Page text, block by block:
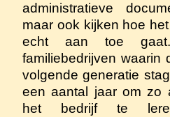
administratieve
maar ook kijken hoe
echt aan toe
familiebedrijven waarin
volgende generatie
een aantal jaar om zo
het bedrijf te